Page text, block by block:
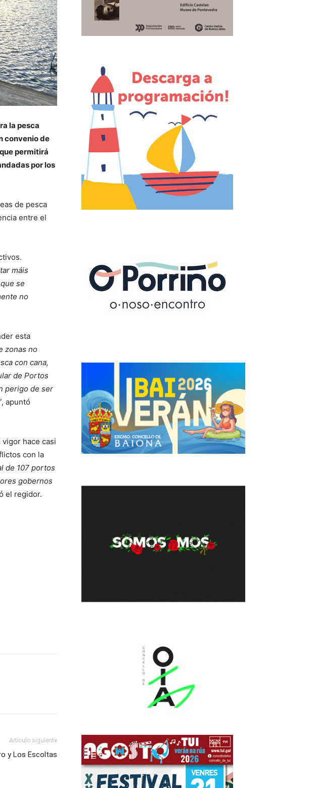
la pesca
convenio de
permitirá
por los
de pesca
entre el
máis
se
no
esta
zonas no
con cana,
de Portos
perigo de ser
, apuntó
hace casi
con la
de 107 portos
gobernos
el regidor.
Artículo siguiente
y Los Escoltas